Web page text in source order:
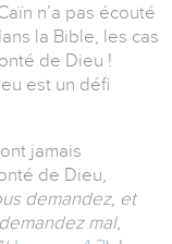
n’a pas écouté
la Bible, les cas
de Dieu !
est un défi
jamais
de Dieu,
demandez, et
mal,